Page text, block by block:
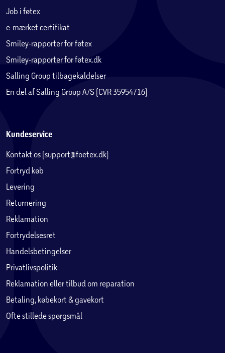
Job i føtex
e-mærket certifikat
Smiley-rapporter for føtex
Smiley-rapporter for føtex.dk
Salling Group tilbagekaldelser
En del af Salling Group A/S (CVR 35954716)
Kundeservice
Kontakt os (support@foetex.dk)
Fortryd køb
Levering
Returnering
Reklamation
Fortrydelsesret
Handelsbetingelser
Privatlivspolitik
Reklamation eller tilbud om reparation
Betaling, købekort & gavekort
Ofte stillede spørgsmål